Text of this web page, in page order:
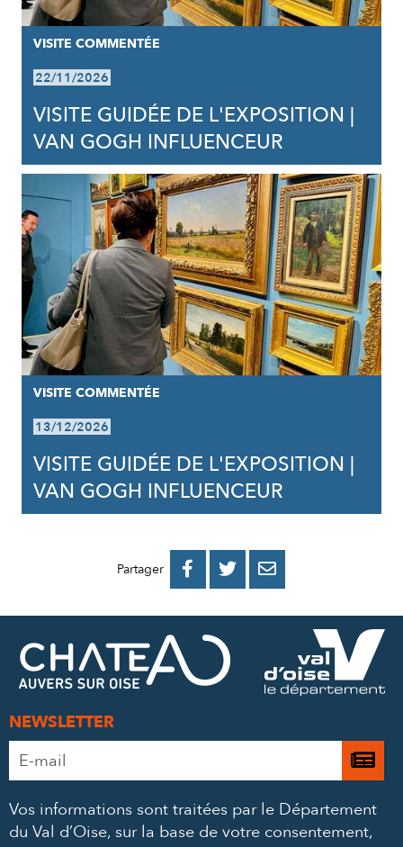
VISITE COMMENTÉE
22/11/2026
VISITE GUIDÉE DE L'EXPOSITION |
VAN GOGH INFLUENCEUR
VISITE COMMENTÉE
13/12/2026
VISITE GUIDÉE DE L'EXPOSITION |
VAN GOGH INFLUENCEUR
Partager 
PARTAGER
FACEBOOK
PARTAGER
PARTAGER
MAIL
NEWSLETTER
Adresse
e-
*
Je
à
Vos informations sont traitées par le Département
du Val d’Oise, sur la base de votre consentement,